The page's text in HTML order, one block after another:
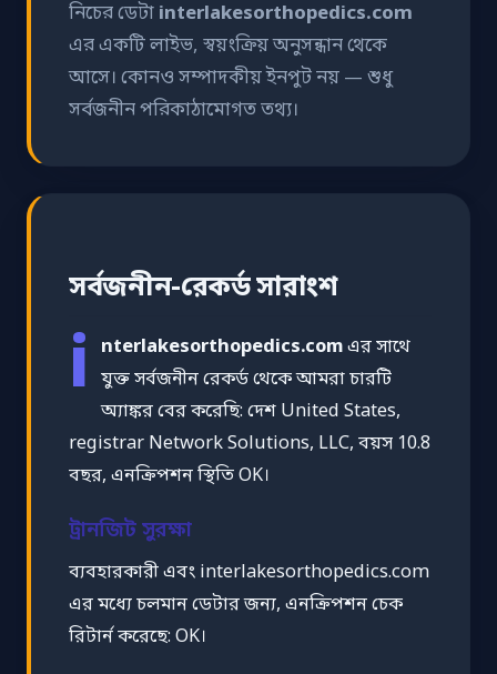
নিচের ডেটা interlakesorthopedics.com
এর একটি লাইভ, স্বয়ংক্রিয় অনুসন্ধান থেকে
আসে। কোনও সম্পাদকীয় ইনপুট নয় — শুধু
সর্বজনীন পরিকাঠামোগত তথ্য।
সর্বজনীন-রেকর্ড সারাংশ
i nterlakesorthopedics.comএর সাথে
যুক্ত সর্বজনীন রেকর্ড থেকে আমরা চারটি
অ্যাঙ্কর বের করেছি: দেশ United States,
registrar Network Solutions, LLC, বয়স 10.8
বছর, এনক্রিপশন স্থিতি OK।
ট্রানজিট সুরক্ষা
ব্যবহারকারী এবং interlakesorthopedics.com
এর মধ্যে চলমান ডেটার জন্য, এনক্রিপশন চেক
রিটার্ন করেছে: OK।